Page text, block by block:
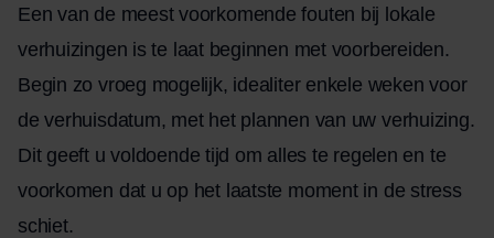
Een van de meest voorkomende fouten bij lokale
verhuizingen is te laat beginnen met voorbereiden.
Begin zo vroeg mogelijk, idealiter enkele weken voor
de verhuisdatum, met het plannen van uw verhuizing.
Dit geeft u voldoende tijd om alles te regelen en te
voorkomen dat u op het laatste moment in de stress
schiet.